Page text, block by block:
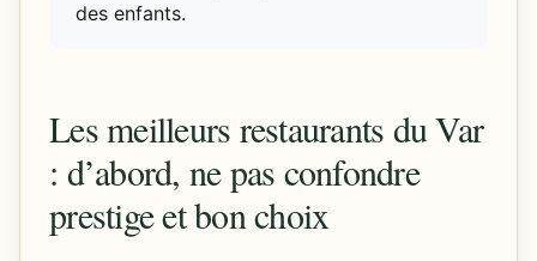
des enfants.
Les meilleurs restaurants du Var
: d’abord, ne pas confondre
prestige et bon choix